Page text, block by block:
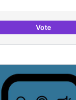
VoteSuport a